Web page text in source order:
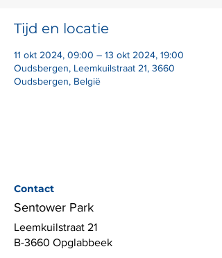
Tijd en locatie
11 okt 2024, 09:00 – 13 okt 2024, 19:00
Oudsbergen, Leemkuilstraat 21, 3660
Oudsbergen, België
Contact
Sentower Park
Leemkuilstraat 21
B-3660 Opglabbeek